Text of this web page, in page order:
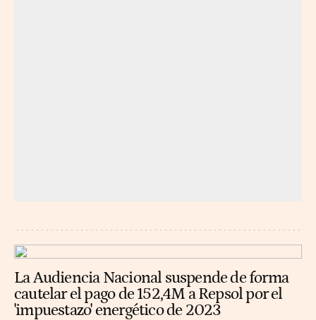
La Audiencia Nacional suspende de forma
cautelar el pago de 152,4M a Repsol por el
'impuestazo' energético de 2023